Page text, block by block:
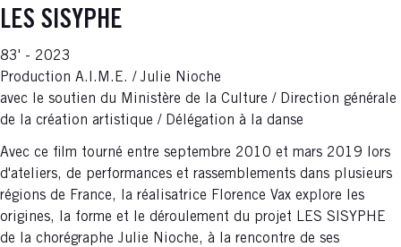
LES SISYPHE
83' - 2023
Production A.I.M.E. / Julie Nioche
avec le soutien du Ministère de la Culture / Direction générale
de la création artistique / Délégation à la danse
Avec ce film tourné entre septembre 2010 et mars 2019 lors
d'ateliers, de performances et rassemblements dans plusieurs
régions de France, la réalisatrice Florence Vax explore les
origines, la forme et le déroulement du projet LES SISYPHE
de la chorégraphe Julie Nioche, à la rencontre de ses